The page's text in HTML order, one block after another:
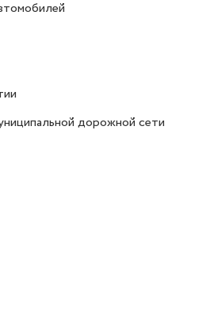
дорожной сети